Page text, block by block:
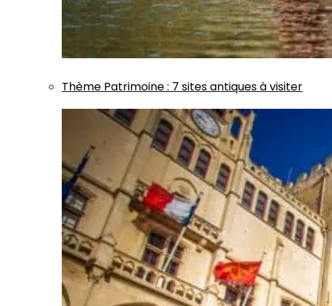
Thème Patrimoine: 7 sites antiques à visiter